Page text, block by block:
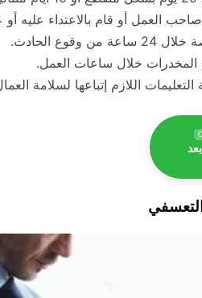
العمل أو قام بالاعتداء عليه
الحادث.
خلال ساعات العمل.
اللازم إتباعها لسلامة